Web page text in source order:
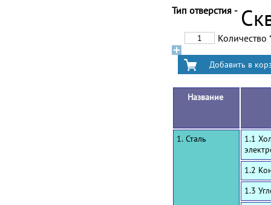
Тип отверстия -
Количество
Название
1. Сталь
1.1
1.2
1.3